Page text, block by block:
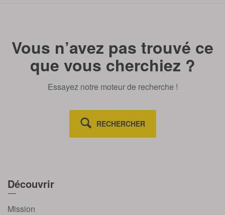
Vous n’avez pas trouvé ce
que vous cherchiez ?
Essayez notre moteur de recherche !
RECHERCHER
Découvrir
Mission